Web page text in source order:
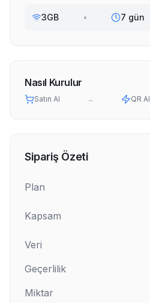
3GB • 7 gün
Nasıl Kurulur
Satın Al → QR Al
Sipariş Özeti
Plan
Kapsam
Veri
Geçerlilik
Miktar